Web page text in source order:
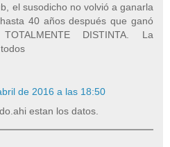
el susodicho no volvió a ganarla
40 años después que ganó
DISTINTA. La
de 2016 a las 18:50
estan los datos.